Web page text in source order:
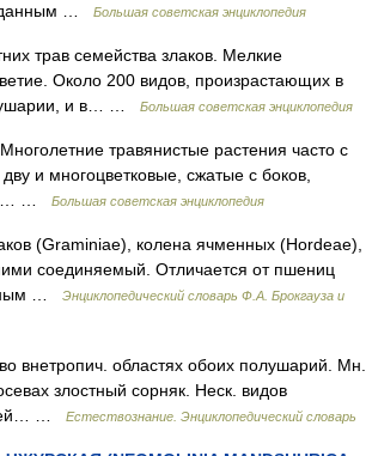
данным …
Большая советская энциклопедия
трав семейства злаков. Мелкие
Около 200 видов, произрастающих в
и в… …
Большая советская энциклопедия
травянистые растения часто с
и многоцветковые, сжатые с боков,
…
Большая советская энциклопедия
(Graminiae), колена ячменных (Hordeae),
соединяемый. Отличается от пшениц
…
Энциклопедический словарь Ф.А. Брокгауза и
внетропич. областях обоих полушарий. Мн.
злостный сорняк. Неск. видов
…
Естествознание. Энциклопедический словарь